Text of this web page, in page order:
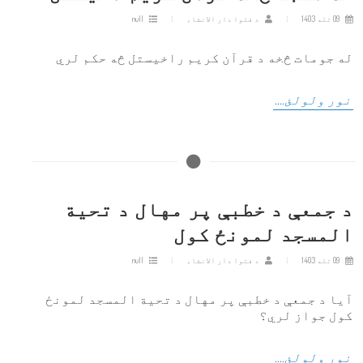
د فتوا دار الانشاء
له جومات څخه د قرآن کريم راخيستل څه حکم لري
نور ولولئ....
د جمعې د خطبې پر مهال د تحیة
المسجد لمونځ کول
د فتوا دار الانشاء
آیا د جمعې د خطبې پر مهال د تحیة المسجد لمونځ
کول جواز لري؟
نور ولولئ....